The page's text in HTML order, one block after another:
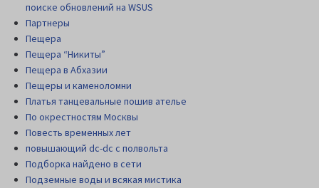
поиске обновлений на WSUS
Партнеры
Пещера
Пещера “Никиты”
Пещера в Абхазии
Пещеры и каменоломни
Платья танцевальные пошив ателье
По окрестностям Москвы
Повесть временных лет
повышающий dc-dc с полвольта
Подборка найдено в сети
Подземные воды и всякая мистика